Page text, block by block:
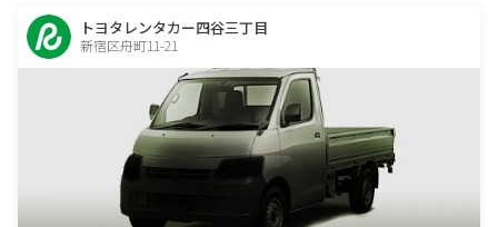
トヨタレンタカー四谷三丁目
新宿区舟町11-21